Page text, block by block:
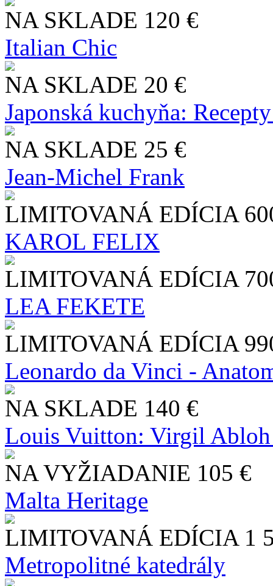
NA SKLADE 120 €
Italian Chic
NA SKLADE 20 €
Japonská kuchyňa:
NA SKLADE 25 €
Jean-Michel Frank
LIMITOVANÁ EDÍCIA
KAROL FELIX
LIMITOVANÁ EDÍCIA
LEA FEKETE
LIMITOVANÁ EDÍCIA
Leonardo da Vinci -
NA SKLADE 140 €
Louis Vuitton: Virgil
NA VYŽIADANIE 105 €
Malta Heritage
LIMITOVANÁ EDÍCIA 1
Metropolitné katedrály